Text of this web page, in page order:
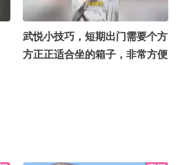
武悦小技巧，短期出门需要个方
方正正适合坐的箱子，非常方便